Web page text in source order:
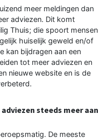
meer meldingen dan
adviezen. Dit komt
Thuis; die spoort mensen
huiselijk geweld en/of
kan bijdragen aan een
tot meer adviezen en
nieuwe website en is de
steeds meer aan
De meeste